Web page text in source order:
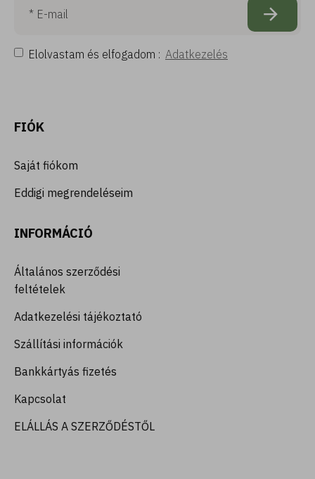
Elolvastam és elfogadom : Adatkezelés
FIÓK
Saját fiókom
Eddigi megrendeléseim
INFORMÁCIÓ
Általános szerződési
feltételek
Adatkezelési tájékoztató
Szállítási információk
Bankkártyás fizetés
Kapcsolat
ELÁLLÁS A SZERZŐDÉSTŐL